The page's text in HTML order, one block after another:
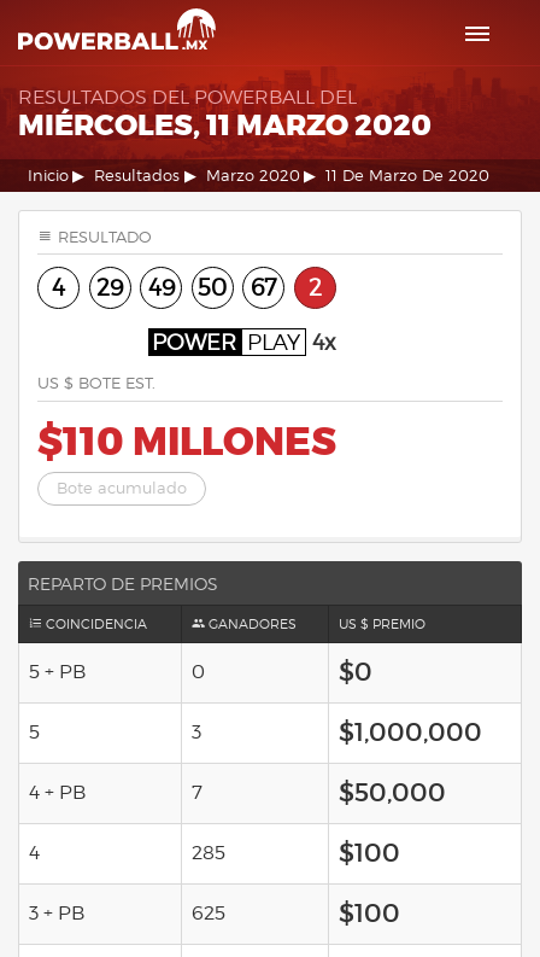
RESULTADOS DEL POWERBALL DEL
MIÉRCOLES, 11 MARZO 2020
Inicio Resultados Marzo 2020 11 De Marzo De 2020
RESULTADO
4 29 49 50 67 2
POWER PLAY 4x
US $ BOTE EST.
$110 MILLONES
Bote acumulado
REPARTO DE PREMIOS
COINCIDENCIA GANADORES US $ PREMIO
5 + PB 0 $0
5 3 $1,000,000
4 + PB 7 $50,000
4 285 $100
3 + PB 625 $100